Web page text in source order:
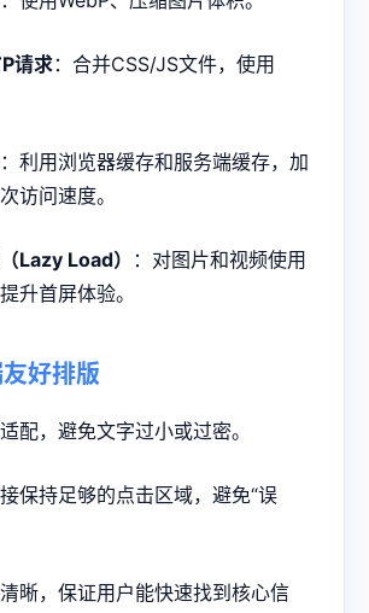
请求：合并CSS/JS文件，使用
：利用浏览器缓存和服务端缓存，加
访问速度。
Lazy Load）
：对图片和视频使用
升首屏体验。
好排版
配，避免文字过小或过密。
保持足够的点击区域，避免“误
晰，保证用户能快速找到核心信